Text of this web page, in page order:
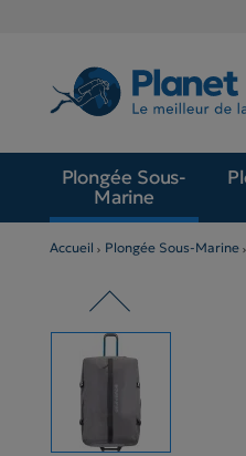
Plongée Sous-
Marine
Accueil Plongée Sous-Marine